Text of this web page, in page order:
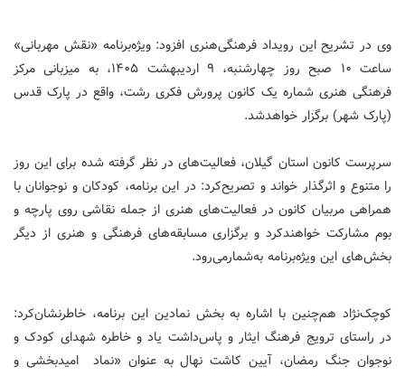
وی در تشریح این رویداد فرهنگی‌هنری افزود: ویژه‌برنامه «نقش مهربانی»
ساعت ۱۰ صبح روز چهارشنبه، ۹ اردیبهشت ۱۴۰۵، به میزبانی مرکز
فرهنگی هنری شماره یک کانون پرورش فکری رشت، واقع در پارک قدس
(پارک شهر) برگزار خواهدشد.
سرپرست کانون استان گیلان، فعالیت‌های در نظر گرفته شده برای این روز
را متنوع و اثرگذار خواند و تصریح‌کرد: در این برنامه، کودکان و نوجوانان با
همراهی مربیان کانون در فعالیت‌های هنری از جمله نقاشی روی پارچه و
بوم مشارکت خواهندکرد و برگزاری مسابقه‌های فرهنگی و هنری از دیگر
بخش‌های این ویژه‌برنامه به‌شمارمی‌رود.
کوچک‌نژاد هم‌چنین با اشاره به بخش نمادین این برنامه، خاطرنشان‌کرد:
در راستای ترویج فرهنگ ایثار و پاس‌داشت یاد و خاطره شهدای کودک و
نوجوان جنگ رمضان، آیین کاشت نهال به عنوان «نماد امیدبخشی و